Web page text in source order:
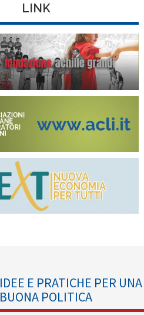
LINK
IDEE E PRATICHE PER UNA
BUONA POLITICA